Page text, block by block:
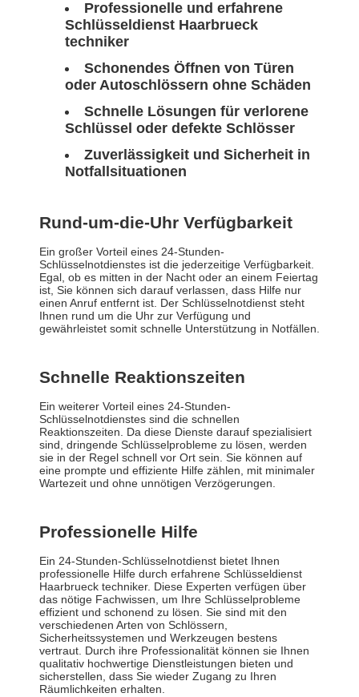
Professionelle und erfahrene
Schlüsseldienst Haarbrueck
techniker
Schonendes Öffnen von Türen
oder Autoschlössern ohne Schäden
Schnelle Lösungen für verlorene
Schlüssel oder defekte Schlösser
Zuverlässigkeit und Sicherheit in
Notfallsituationen
Rund-um-die-Uhr Verfügbarkeit
Ein großer Vorteil eines 24-Stunden-
Schlüsselnotdienstes ist die jederzeitige Verfügbarkeit.
Egal, ob es mitten in der Nacht oder an einem Feiertag
ist, Sie können sich darauf verlassen, dass Hilfe nur
einen Anruf entfernt ist. Der Schlüsselnotdienst steht
Ihnen rund um die Uhr zur Verfügung und
gewährleistet somit schnelle Unterstützung in Notfällen.
Schnelle Reaktionszeiten
Ein weiterer Vorteil eines 24-Stunden-
Schlüsselnotdienstes sind die schnellen
Reaktionszeiten. Da diese Dienste darauf spezialisiert
sind, dringende Schlüsselprobleme zu lösen, werden
sie in der Regel schnell vor Ort sein. Sie können auf
eine prompte und effiziente Hilfe zählen, mit minimaler
Wartezeit und ohne unnötigen Verzögerungen.
Professionelle Hilfe
Ein 24-Stunden-Schlüsselnotdienst bietet Ihnen
professionelle Hilfe durch erfahrene Schlüsseldienst
Haarbrueck techniker. Diese Experten verfügen über
das nötige Fachwissen, um Ihre Schlüsselprobleme
effizient und schonend zu lösen. Sie sind mit den
verschiedenen Arten von Schlössern,
Sicherheitssystemen und Werkzeugen bestens
vertraut. Durch ihre Professionalität können sie Ihnen
qualitativ hochwertige Dienstleistungen bieten und
sicherstellen, dass Sie wieder Zugang zu Ihren
Räumlichkeiten erhalten.